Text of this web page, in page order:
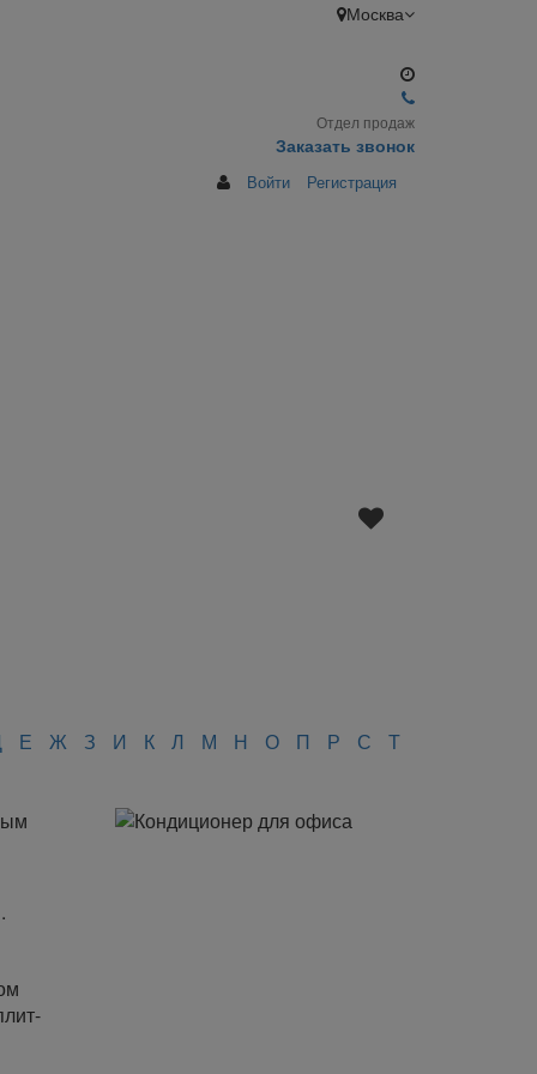
Москва
Отдел продаж
Заказать звонок
Войти Регистрация
Е Ж З И К Л М Н О П Р С Т